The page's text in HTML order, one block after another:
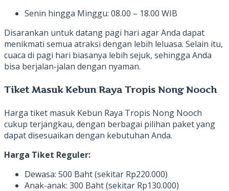
Senin hingga Minggu: 08.00 – 18.00 WIB
Disarankan untuk datang pagi hari agar Anda dapat
menikmati semua atraksi dengan lebih leluasa. Selain itu,
cuaca di pagi hari biasanya lebih sejuk, sehingga Anda
bisa berjalan-jalan dengan nyaman.
Tiket Masuk Kebun Raya Tropis Nong Nooch
Harga tiket masuk Kebun Raya Tropis Nong Nooch
cukup terjangkau, dengan berbagai pilihan paket yang
dapat disesuaikan dengan kebutuhan Anda.
Harga Tiket Reguler:
Dewasa: 500 Baht (sekitar Rp220.000)
Anak-anak: 300 Baht (sekitar Rp130.000)